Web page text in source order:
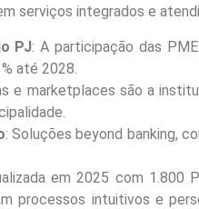
serviços integrados e
PJ: A participação das
até 2028.
e marketplaces são a
: Soluções beyond banking,
em 2025 com
processos intuitivos e